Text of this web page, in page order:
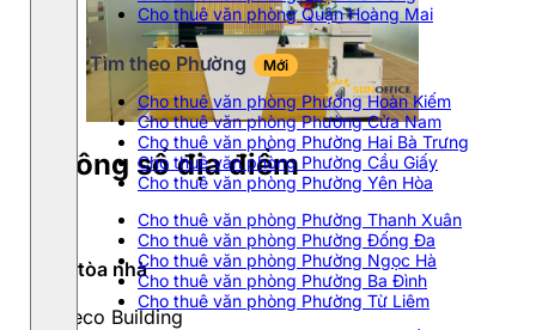
Cho thuê văn phòng Quận Hoàng Mai
Tìm theo Phường Mới
Cho thuê văn phòng Phường Hoàn Kiếm
Cho thuê văn phòng Phường Cửa Nam
Cho thuê văn phòng Phường Hai Bà Trưng
Cho thuê văn phòng Phường Cầu Giấy
Cho thuê văn phòng Phường Yên Hòa
Cho thuê văn phòng Phường Thanh Xuân
Cho thuê văn phòng Phường Đống Đa
Cho thuê văn phòng Phường Ngọc Hà
Cho thuê văn phòng Phường Ba Đình
Cho thuê văn phòng Phường Từ Liêm
Thông số địa điểm
Tên tòa nhà
Ladeco Building